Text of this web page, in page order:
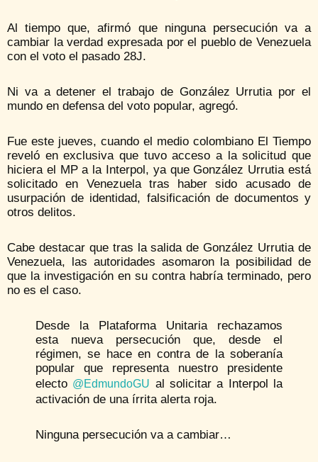
Al tiempo que, afirmó que ninguna persecución va a
cambiar la verdad expresada por el pueblo de Venezuela
con el voto el pasado 28J.
Ni va a detener el trabajo de González Urrutia por el
mundo en defensa del voto popular, agregó.
Fue este jueves, cuando el medio colombiano El Tiempo
reveló en exclusiva que tuvo acceso a la solicitud que
hiciera el MP a la Interpol, ya que González Urrutia está
solicitado en Venezuela tras haber sido acusado de
usurpación de identidad, falsificación de documentos y
otros delitos.
Cabe destacar que tras la salida de González Urrutia de
Venezuela, las autoridades asomaron la posibilidad de
que la investigación en su contra habría terminado, pero
no es el caso.
Desde la Plataforma Unitaria rechazamos
esta nueva persecución que, desde el
régimen, se hace en contra de la soberanía
popular que representa nuestro presidente
electo @EdmundoGU al solicitar a Interpol la
activación de una írrita alerta roja.
Ninguna persecución va a cambiar…